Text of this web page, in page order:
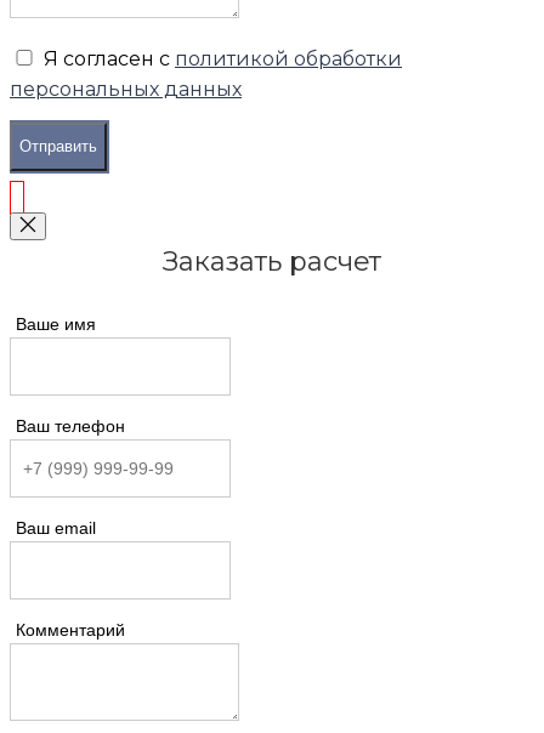
Я согласен с политикой обработки
персональных данных
Отправить
Заказать расчет
Ваше имя
Ваш телефон
Ваш email
Комментарий